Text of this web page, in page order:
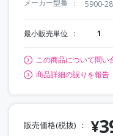
メーカー型番
5900-
最小販売単位 1
この商品について問い
商品詳細の誤りを報告
販売価格(税抜) ¥